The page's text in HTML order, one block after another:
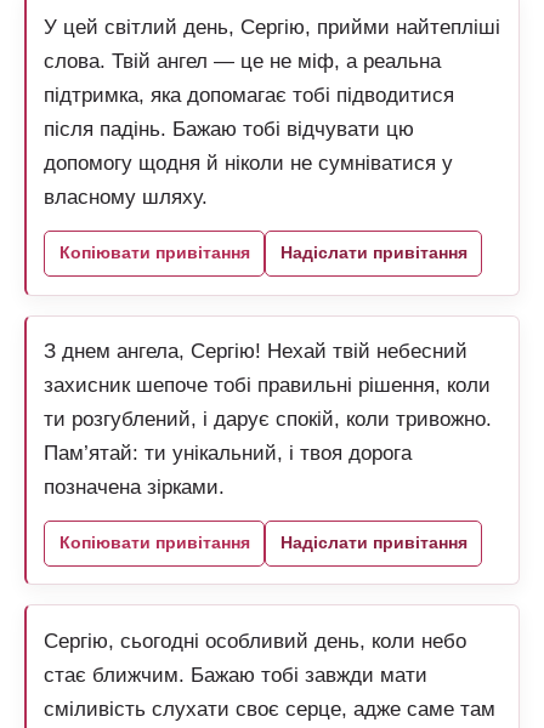
У цей світлий день, Сергію, прийми найтепліші
слова. Твій ангел — це не міф, а реальна
підтримка, яка допомагає тобі підводитися
після падінь. Бажаю тобі відчувати цю
допомогу щодня й ніколи не сумніватися у
власному шляху.
Копіювати привітання Надіслати привітання
З днем ангела, Сергію! Нехай твій небесний
захисник шепоче тобі правильні рішення, коли
ти розгублений, і дарує спокій, коли тривожно.
Пам’ятай: ти унікальний, і твоя дорога
позначена зірками.
Копіювати привітання Надіслати привітання
Сергію, сьогодні особливий день, коли небо
стає ближчим. Бажаю тобі завжди мати
сміливість слухати своє серце, адже саме там